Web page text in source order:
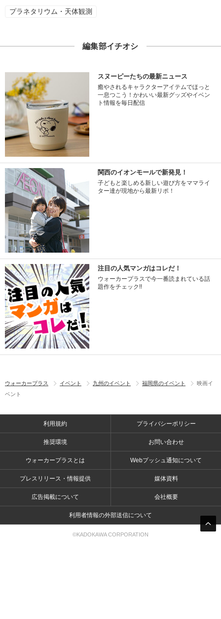
プラネタリウム・天体観測
編集部イチオシ
スヌーピーたちの最新ニュース
癒やされるキャラクターアイテムでほっと
一息つこう！かわいい最新グッズやイベン
ト情報を毎日配信
関西のイオンモールで新発見！
子どもと楽しめる新しい遊び方をママライ
ター達が現地から最新リポ！
注目の人気マンガはコレだ！
ウォーカープラスで今一番読まれている話
題作をチェック!!
ウォーカープラス イベント 九州のイベント 福岡県のイベント
映画イ
ベント
利用規約 プライバシーポリシー
推奨環境 お問い合わせ
ウォーカープラスとは Webプッシュ通知について
プレスリリース・情報提供 媒体資料
広告掲載について 会社概要
利用者情報の外部送信について
©KADOKAWA CORPORATION